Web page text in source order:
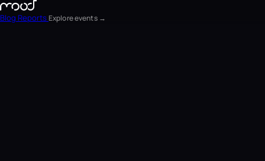
Blog Reports Explore events →